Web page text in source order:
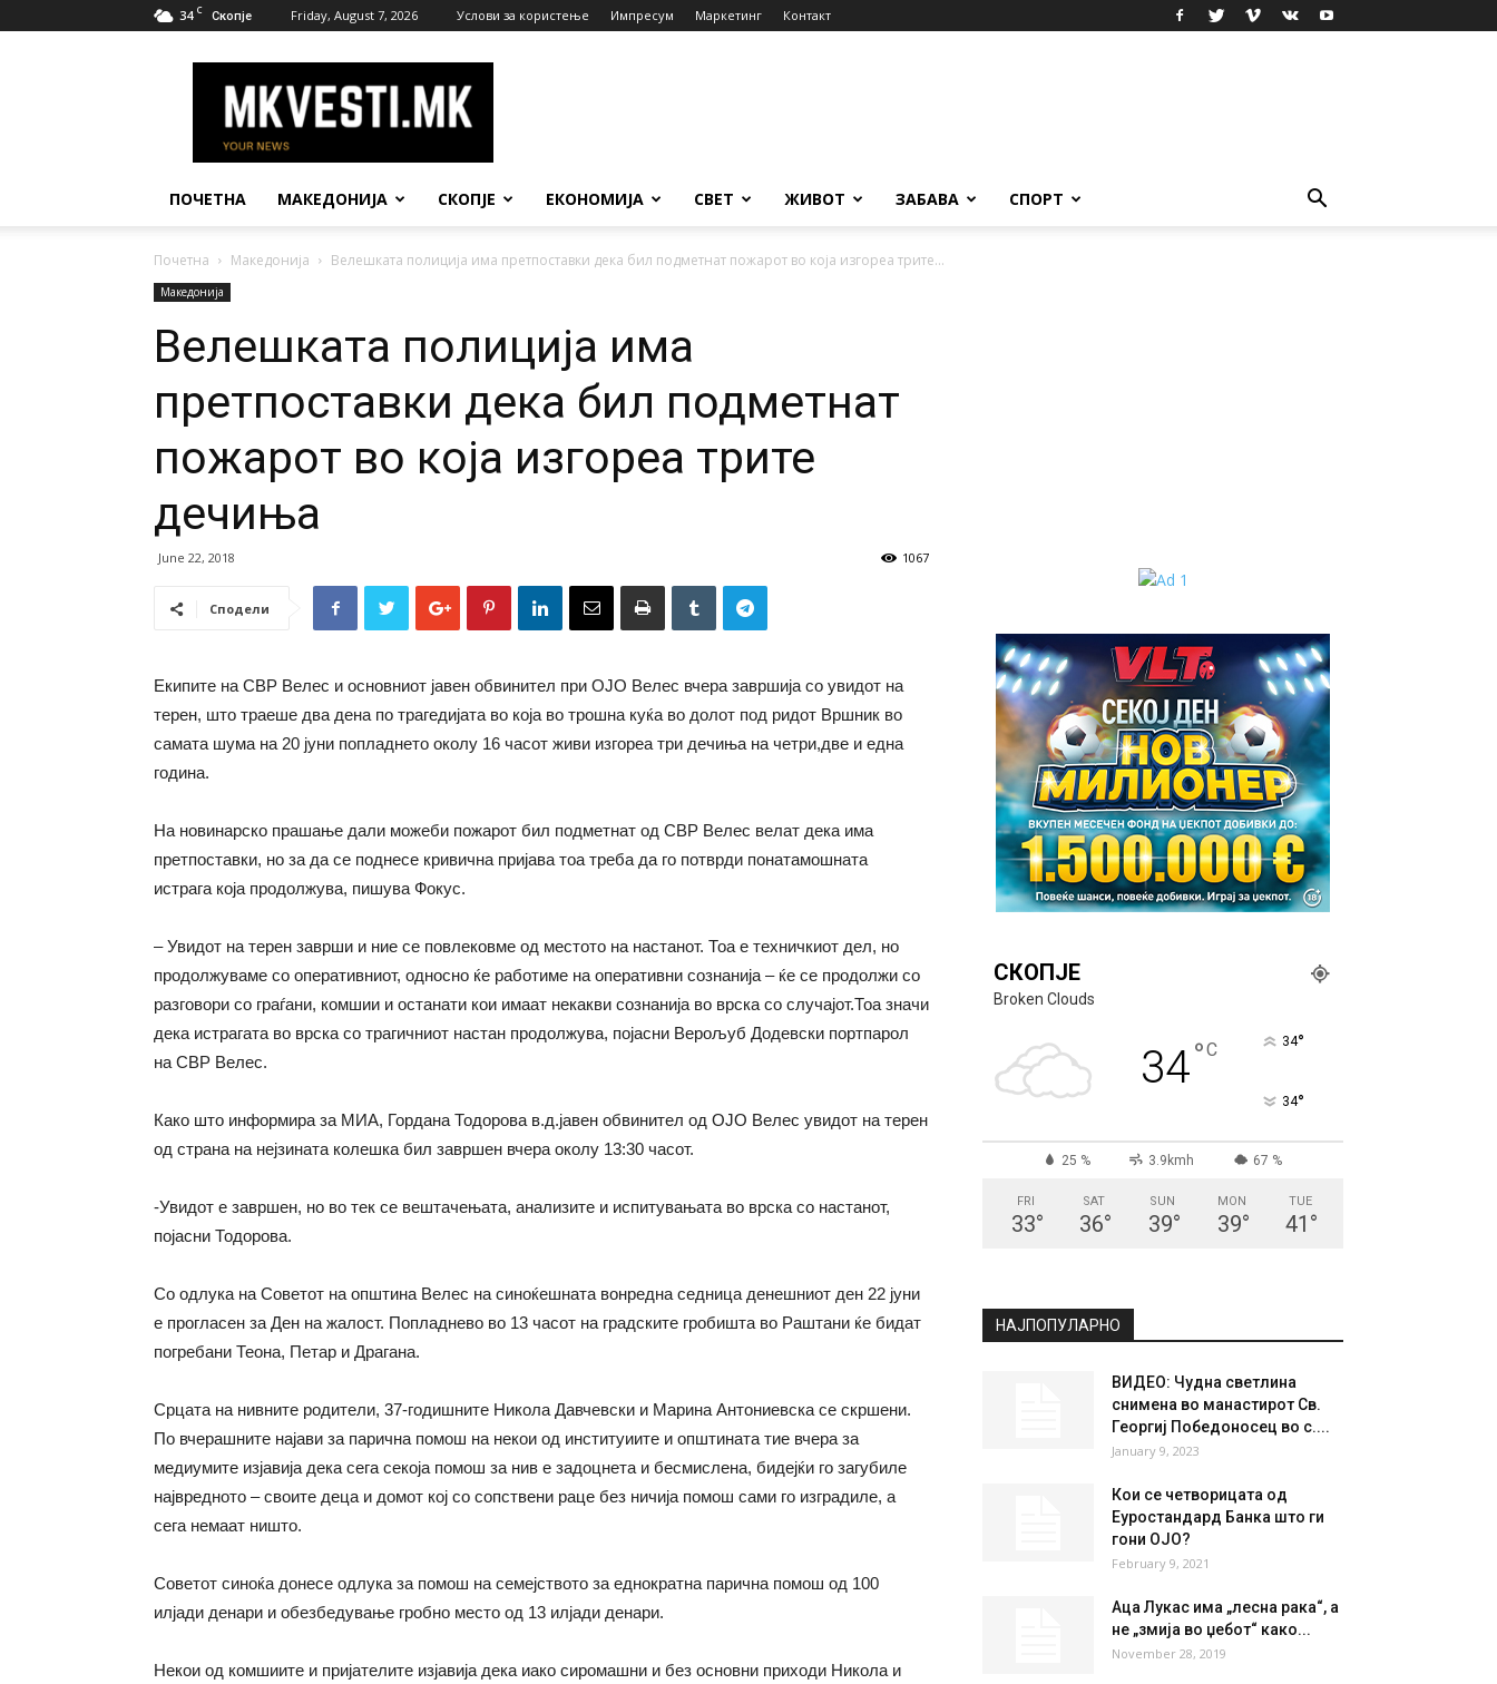
34 C Скопје Friday, August 7, 2026 Услови за користење Импресум Маркетинг Контакт
Вести
ПОЧЕТНА МАКЕДОНИЈА СКОПЈЕ ЕКОНОМИЈА СВЕТ ЖИВОТ ЗАБАВА СПОРТ
Почетна Македонија Велешката полиција има претпоставки дека бил подметнат пожарот во која изгореа трите...
Македонија
Велешката полиција има
претпоставки дека бил подметнат
пожарот во која изгореа трите
дечиња
June 22, 2018 1067
Сподели
Екипите на СВР Велес и основниот јавен обвинител при ОЈО Велес вчера завршија со увидот на
терен, што траеше два дена по трагедијата во која во трошна куќа во долот под ридот Вршник во
самата шума на 20 јуни попладнето околу 16 часот живи изгореа три дечиња на четри,две и една
година.
На новинарско прашање дали можеби пожарот бил подметнат од СВР Велес велат дека има
претпоставки, но за да се поднесе кривична пријава тоа треба да го потврди понатамошната
истрага која продолжува, пишува Фокус.
– Увидот на терен заврши и ние се повлековме од местото на настанот. Тоа е техничкиот дел, но
продолжуваме со оперативниот, односно ќе работиме на оперативни сознанија – ќе се продолжи со
разговори со граѓани, комшии и останати кои имаат некакви сознанија во врска со случајот.Тоа значи
дека истрагата во врска со трагичниот настан продолжува, појасни Верољуб Додевски портпарол
на СВР Велес.
Како што информира за МИА, Гордана Тодорова в.д.јавен обвинител од ОЈО Велес увидот на терен
од страна на нејзината колешка бил завршен вчера околу 13:30 часот.
-Увидот е завршен, но во тек се вештачењата, анализите и испитувањата во врска со настанот,
појасни Тодорова.
Со одлука на Советот на општина Велес на синоќешната вонредна седница денешниот ден 22 јуни
е прогласен за Ден на жалост. Попладнево во 13 часот на градските гробишта во Раштани ќе бидат
погребани Теона, Петар и Драгана.
Срцата на нивните родители, 37-годишните Никола Давчевски и Марина Антониевска се скршени.
По вчерашните најави за парична помош на некои од институиите и општината тие вчера за
медиумите изјавија дека сега секоја помош за нив е задоцнета и бесмислена, бидејќи го загубиле
највредното – своите деца и домот кој со сопствени раце без ничија помош сами го изградиле, а
сега немаат ништо.
Советот синоќа донесе одлука за помош на семејството за еднократна парична помош од 100
илјади денари и обезбедување гробно место од 13 илјади денари.
Некои од комшиите и пријателите изјавија дека иако сиромашни и без основни приходи Никола и
СКОПЈЕ
Broken Clouds
34°C 34°
34°
25 % 3.9kmh 67 %
FRI
33°
SAT
36°
SUN
39°
MON
39°
TUE
41 °
НАЈПОПУЛАРНО
ВИДЕО: Чудна светлина
снимена во манастирот Св.
Георгиј Победоносец во с....
January 9, 2023
Кои се четворицата од
Еуростандард Банка што ги
гони ОЈО?
February 9, 2021
Аца Лукас има „лесна рака“, а
не „змија во џебот“ како...
November 28, 2019